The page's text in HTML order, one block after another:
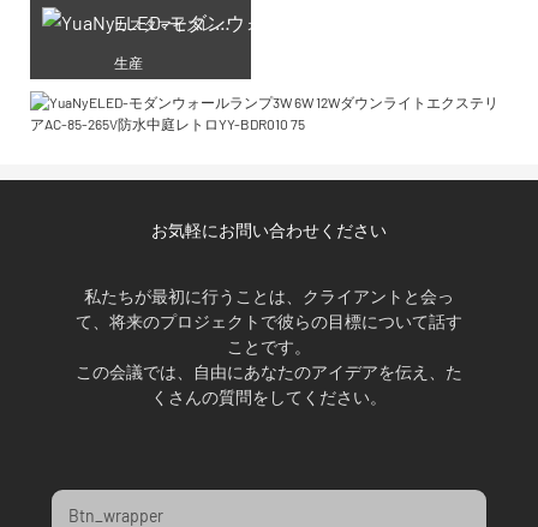
カスタマイズレーザー彫刻
生産
お気軽にお問い合わせください
私たちが最初に行うことは、クライアントと会っ
て、将来のプロジェクトで彼らの目標について話す
ことです。
この会議では、自由にあなたのアイデアを伝え、た
くさんの質問をしてください。
Btn_wrapper